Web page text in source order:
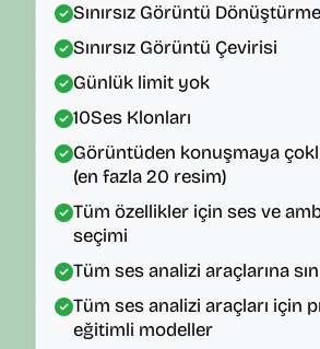
Sınırsız Görüntü Dönüştürme
Sınırsız Görüntü Çevirisi
Günlük limit yok
10Ses Klonları
Görüntüden konuşmaya
(en fazla 20 resim)
Tüm özellikler için ses ve
seçimi
Tüm ses analizi araçlarına
Tüm ses analizi araçları için
eğitimli modeller